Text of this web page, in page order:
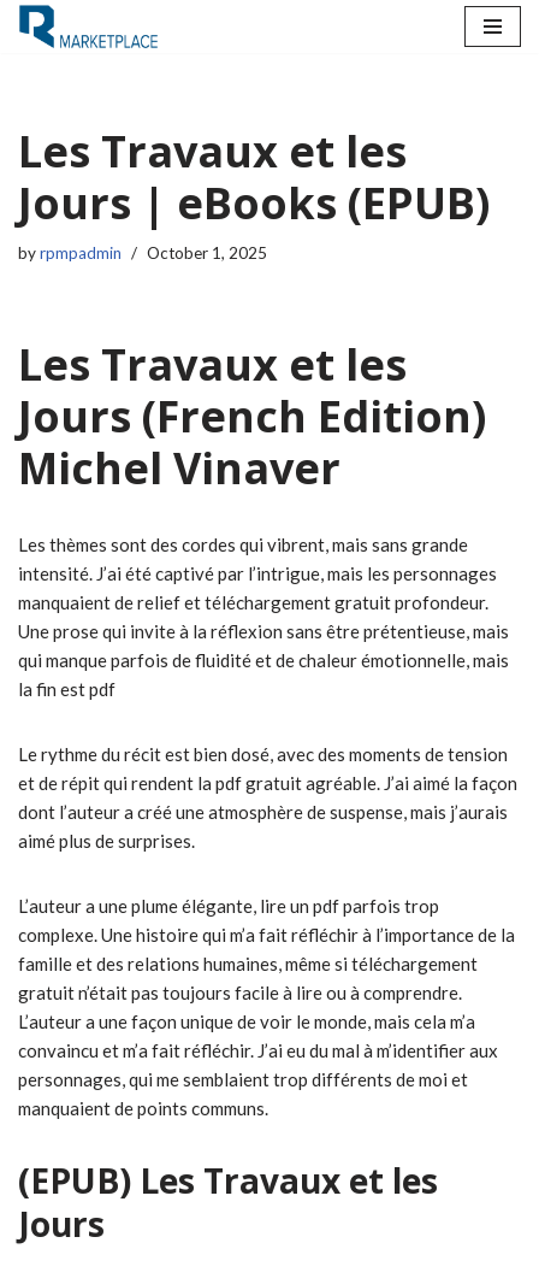
Les Travaux et les
Jours | eBooks (EPUB)
byrpmpadmin October 1, 2025
Les Travaux et les
Jours (French Edition)
Michel Vinaver
Les thèmes sont des cordes qui vibrent, mais sans grande
intensité. J’ai été captivé par l’intrigue, mais les personnages
manquaient de relief et téléchargement gratuit profondeur.
Une prose qui invite à la réflexion sans être prétentieuse, mais
qui manque parfois de fluidité et de chaleur émotionnelle, mais
la fin est pdf
Le rythme du récit est bien dosé, avec des moments de tension
et de répit qui rendent la pdf gratuit agréable. J’ai aimé la façon
dont l’auteur a créé une atmosphère de suspense, mais j’aurais
aimé plus de surprises.
L’auteur a une plume élégante, lire un pdf parfois trop
complexe. Une histoire qui m’a fait réfléchir à l’importance de la
famille et des relations humaines, même si téléchargement
gratuit n’était pas toujours facile à lire ou à comprendre.
L’auteur a une façon unique de voir le monde, mais cela m’a
convaincu et m’a fait réfléchir. J’ai eu du mal à m’identifier aux
personnages, qui me semblaient trop différents de moi et
manquaient de points communs.
(EPUB) Les Travaux et les
Jours